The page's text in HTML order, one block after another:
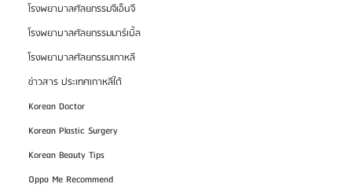
โรงพยาบาลศัลยกรรมจีเอ็นจี
โรงพยาบาลศัลยกรรมมาร์เบิ้ล
โรงพยาบาลศัลยกรรมเกาหลี
ข่าวสาร ประเทศเกาหลีใต้
Korean Doctor
Korean Plastic Surgery
Korean Beauty Tips
Oppa Me Recommend